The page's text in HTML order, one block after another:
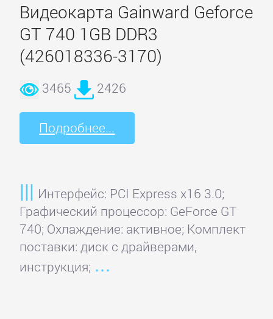
Видеокарта Gainward Geforce
GT 740 1GB DDR3
(426018336-3170)
3465 2426
Подробнее...
Интерфейс: PCI Express x16 3.0;
Графический процессор: GeForce GT
740; Охлаждение: активное; Комплект
поставки: диск с драйверами,
инструкция;